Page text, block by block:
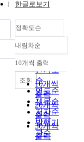
한글로보기
정확도순
정확도
순
인기도
순
연도순
제목순
저자순
발행기
관순
내림차순
내림차순
10개씩 출력
10개씩
출력
20개씩
출력
30개씩
출력
조회